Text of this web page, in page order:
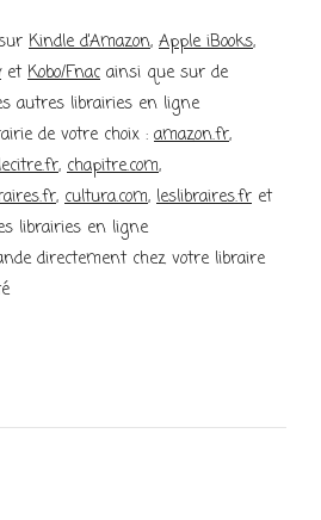
Kindle d’Amazon, Apple iBooks,
et Kobo/Fnac ainsi que sur de
autres librairies en ligne
de votre choix : amazon.fr,
, chapitre.com,
, cultura.com, leslibraires.fr et
librairies en ligne
directement chez votre libraire